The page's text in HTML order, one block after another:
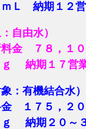
Ｌ 納期１２
：自由水）
１００円
ｇ 納期１７営
：有機結合水）
，２００
納期２０～